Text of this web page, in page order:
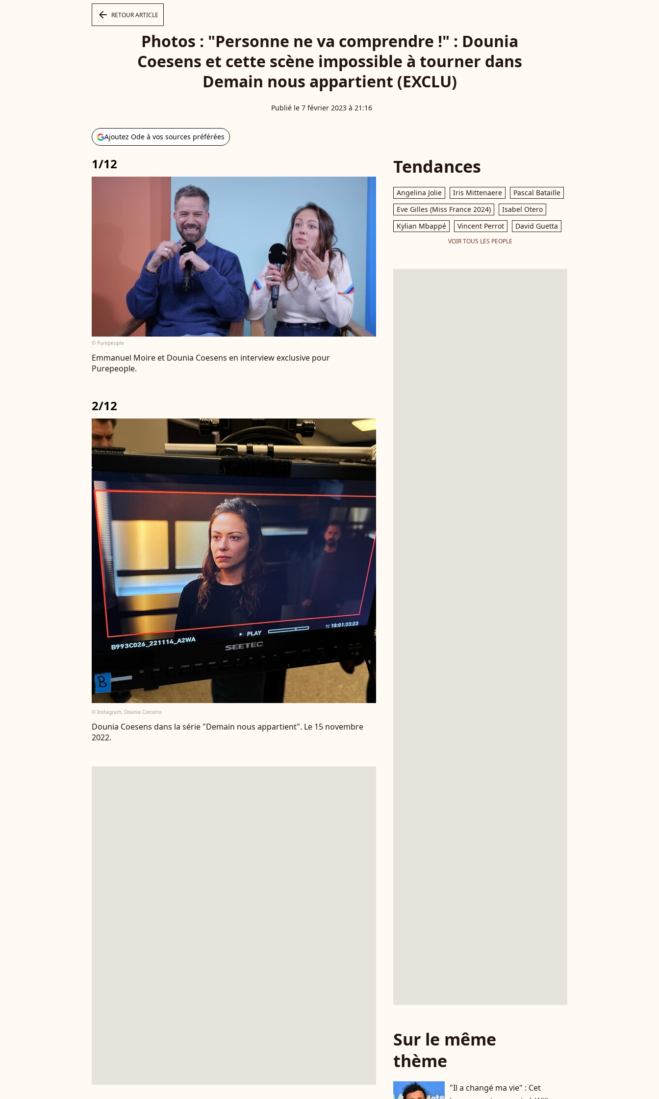
arrow_left RETOUR ARTICLE
Photos : "Personne ne va comprendre !" : Dounia
Coesens et cette scène impossible à tourner dans
Demain nous appartient (EXCLU)
Publié le 7 février 2023 à 21:16
Ajoutez Ode à vos sources préférées
1/12
© Purepeople
Emmanuel Moire et Dounia Coesens en interview exclusive pour
Purepeople.
2/12
© Instagram, Dounia Coesens
Dounia Coesens dans la série "Demain nous appartient". Le 15 novembre
2022.
Tendances
Angelina Jolie Iris Mittenaere
Pascal Bataille
Eve Gilles (Miss France 2024)
Isabel Otero
Kylian Mbappé
Vincent Perrot David Guetta
VOIR TOUS LES PEOPLE
Sur le même
thème
"Il a changé ma vie" : Cet